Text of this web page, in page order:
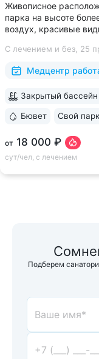
Живописное
парка на высоте
воздух, красивые
квалификации •
исследований. Есть
С лечением и без, 25
Медцентр
от 18 000 ₽
сут/чел, с лечением
Закрытый
Бювет Свой парк
Подберем